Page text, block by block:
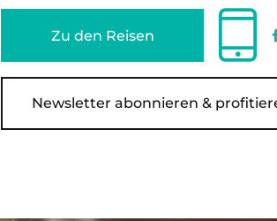
Zu den Reisen
Newsletter abonnieren &